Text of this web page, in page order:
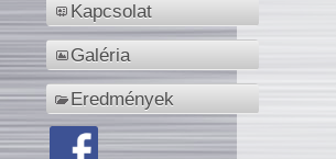
Kapcsolat
Galéria
Eredmények